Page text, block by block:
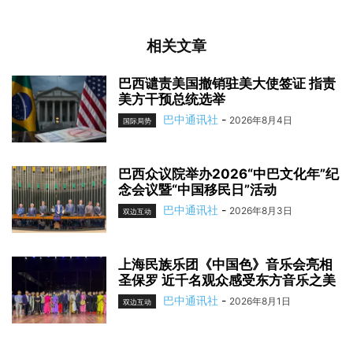
相关文章
巴西谴责美国撤销驻美大使签证 指责
美方干预总统选举
国际局势 巴中通讯社 - 2026年8月4日
巴西众议院举办2026“中巴文化年”纪
念会议暨“中国移民日”活动
双边互动 巴中通讯社 - 2026年8月3日
上海民族乐团《中国色》音乐会亮相
圣保罗 近千名观众感受东方音乐之美
双边互动 巴中通讯社 - 2026年8月1日